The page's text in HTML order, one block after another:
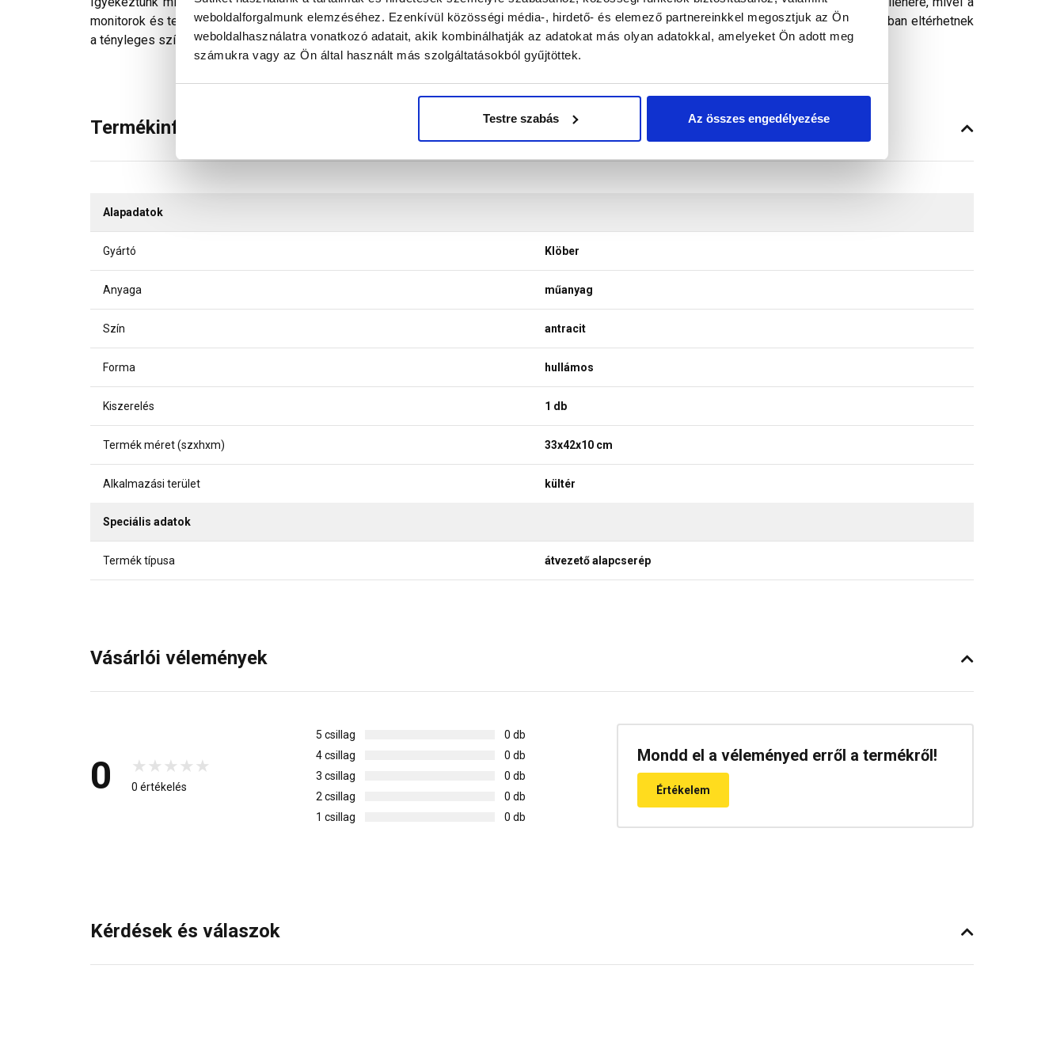
weboldalforgalmunk elemzéséhez. Ezenkívül közösségi média-, hirdető- és elemező partnereinkkel megosztjuk az Ön
weboldalhasználatra vonatkozó adatait, akik kombinálhatják az adatokat más olyan adatokkal, amelyeket Ön adott meg
számukra vagy az Ön által használt más szolgáltatásokból gyűjtöttek.
Testre szabás Az összes engedélyezése
monitorok és telefonok kijelzőin megjelenő színek a legtöbb esetben nem tükrözik 100%-ban a valóságot, a képeken látható színek árnyalataikban eltérhetnek
a tényleges színektől.
Termékinformáció
Alapadatok
Gyártó Klöber
Anyaga műanyag
Szín antracit
Forma hullámos
Kiszerelés 1 db
Termék méret (szxhxm) 33x42x10 cm
Alkalmazási terület kültér
Speciális adatok
Termék típusa átvezető alapcserép
Vásárlói vélemények
0 0 értékelés
5 csillag
0 db
4 csillag
0 db
3 csillag
0 db
2 csillag
0 db
1 csillag
0 db
Mondd el a véleményed erről a termékről!
Értékelem
Kérdések és válaszok